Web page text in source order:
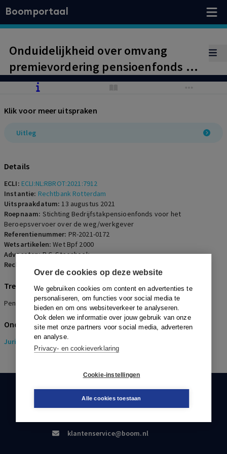
Over de cookies op deze website
We gebruiken cookies om content en advertenties te
personaliseren, om functies voor social media te
bieden en om ons websiteverkeer te analyseren.
Ook delen we informatie over jouw gebruik van onze
site met onze partners voor social media, adverteren
en analyse.
Privacy- en cookieverklaring
Cookie-instellingen
Alle cookies toestaan
Boomportaal
Onduidelijkheid over omvang
premievordering pensioenfonds op
werkgever: gelet op
beperkt deel te betalen
Klik voor meer uitspraken
Uitleg
Details
ECLI: ECLI:NL:RBROT:2021:7912
Instantie: Rechtbank Rotterdam
Uitspraakdatum:13 augustus 2021
Roepnaam: Stichting Bedrijfstakpensioenfonds voor het
Beroepsvervoer over de weg/werkgever
Referentienummer: PR-2021-0172
Wetsartikelen:Wet Bpf 2000
Advocaten:R.C. Steenhoek
Rechters:
Trefwoorden
Pensioenpremie, Omvang
Onderwerpen
Juridisch > Pensioenrecht
KLANTENSERVICE
klantenservice@boom.nl